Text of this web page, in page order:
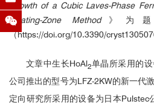
Growth of a Cubic Laves-Phase
Floating-Zone Method》为
（https://doi.org/10.3390/
文章中生长HoAl2单晶所采用的
公司推出的型号为LFZ-2KW的新一代
定向研究所采用的设备为日本Pulstec
金刚石单晶